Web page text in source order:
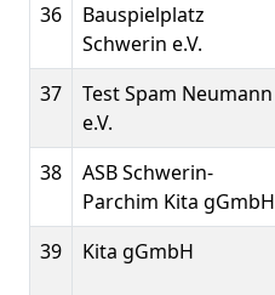
36
Bauspielplatz
Schwerin e.V.
37
Test Spam Neumann
e.V.
38
ASB Schwerin-
Parchim Kita gGmbH
39 Kita gGmbH